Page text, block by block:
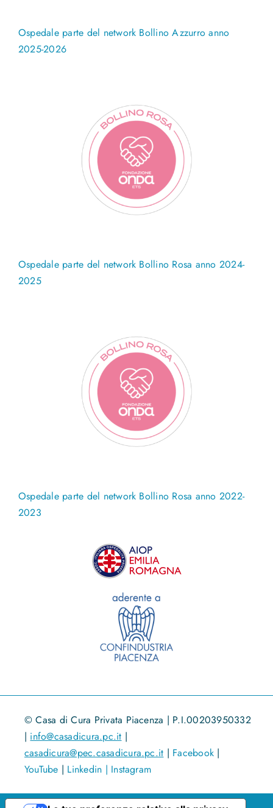
Ospedale parte del network Bollino Azzurro anno
2025-2026
Ospedale parte del network Bollino Rosa anno 2024-
2025
Ospedale parte del network Bollino Rosa anno 2022-
2023
© Casa di Cura Privata Piacenza | P.I.00203950332
| info@casadicura.pc.it |
casadicura@pec.casadicura.pc.it | Facebook |
YouTube | Linkedin | Instagram